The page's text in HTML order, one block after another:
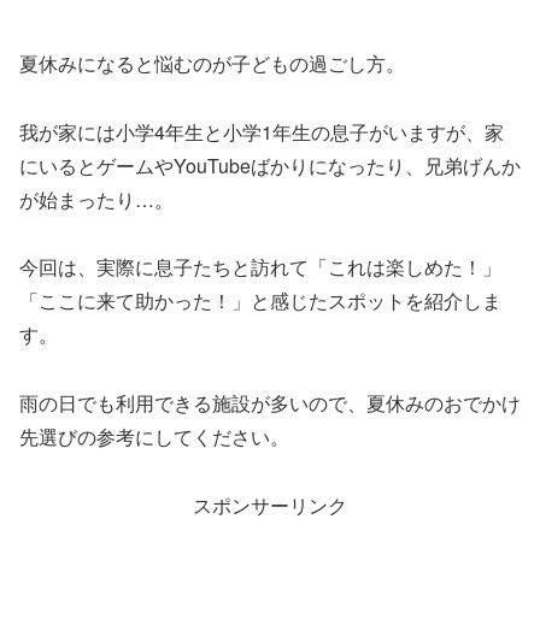
夏休みになると悩むのが子どもの過ごし方。
我が家には小学4年生と小学1年生の息子がいますが、家
にいるとゲームやYouTubeばかりになったり、兄弟げんか
が始まったり…。
今回は、実際に息子たちと訪れて「これは楽しめた！」
「ここに来て助かった！」と感じたスポットを紹介しま
す。
雨の日でも利用できる施設が多いので、夏休みのおでかけ
先選びの参考にしてください。
スポンサーリンク